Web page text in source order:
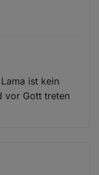
ist kein
vor Gott treten